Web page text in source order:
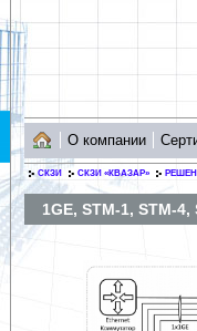
О компании
СКЗИ СКЗИ «КВАЗАР»
1GE, STM-1, STM-